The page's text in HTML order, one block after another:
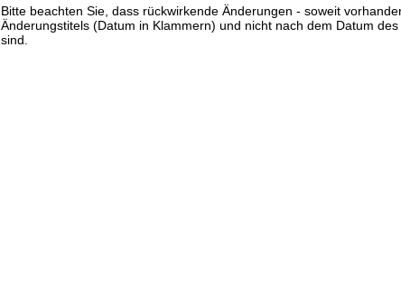
Bitte beachten Sie, dass rückwirkende Änderungen - soweit
Änderungstitels (Datum in Klammern) und nicht nach dem Datum
sind.